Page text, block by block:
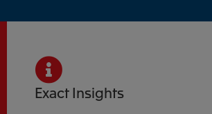
Exact Insights